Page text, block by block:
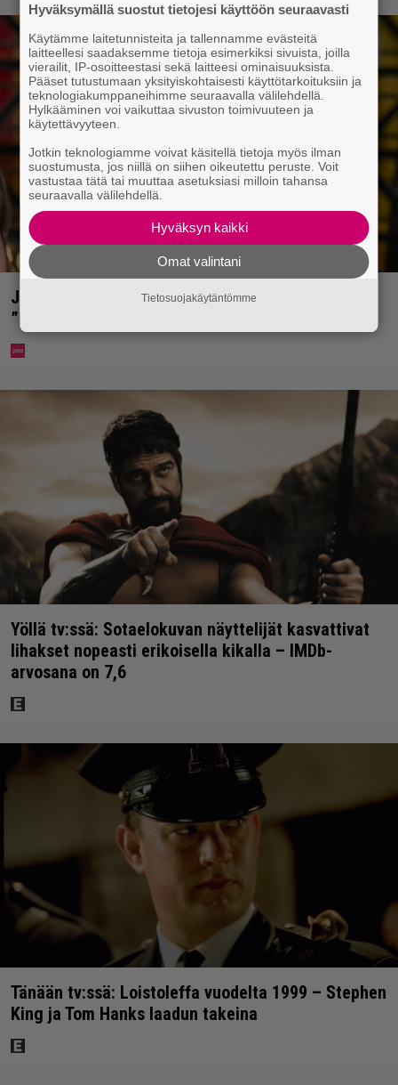
Jani Sievinen kokosi lapsikatraansa yhteen –
”Minun suurin perintöni heille”
Yöllä tv:ssä: Sotaelokuvan näyttelijät kasvattivat
lihakset nopeasti erikoisella kikalla – IMDb-
arvosana on 7,6
Tänään tv:ssä: Loistoleffa vuodelta 1999 – Stephen
King ja Tom Hanks laadun takeina
Hyväksymällä suostut tietojesi käyttöön seuraavasti
Käytämme laitetunnisteita ja tallennamme evästeitä
laitteellesi saadaksemme tietoja esimerkiksi sivuista, joilla
vierailit, IP-osoitteestasi sekä laitteesi ominaisuuksista.
Pääset tutustumaan yksityiskohtaisesti käyttötarkoituksiin ja
teknologiakumppaneihimme seuraavalla välilehdellä.
Hylkääminen voi vaikuttaa sivuston toimivuuteen ja
käytettävyyteen.
Jotkin teknologiamme voivat käsitellä tietoja myös ilman
suostumusta, jos niillä on siihen oikeutettu peruste. Voit
vastustaa tätä tai muuttaa asetuksiasi milloin tahansa
seuraavalla välilehdellä.
Hyväksyn kaikki
Omat valintani
Tietosuojakäytäntömme